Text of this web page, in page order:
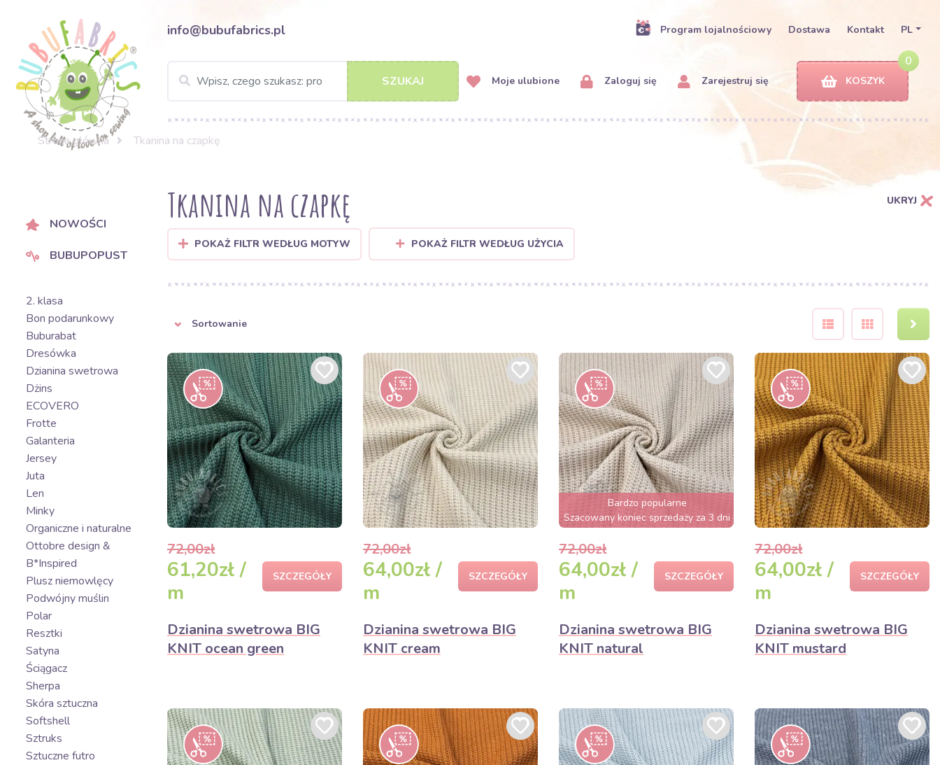
info@bubufabrics.pl Program lojalnościowy Dostawa Kontakt PL
SZUKAJ Moje ulubione Zaloguj się Zarejestruj się
0
KOSZYK
Strona główna Tkanina na czapkę
NOWOŚCI
BUBUPOPUST
2. klasa
Bon podarunkowy
Buburabat
Dresówka
Dzianina swetrowa
Dżins
ECOVERO
Frotte
Galanteria
Jersey
Juta
Len
Minky
Organiczne i naturalne
Ottobre design &
B*Inspired
Plusz niemowlęcy
Podwójny muślin
Polar
Resztki
Satyna
Ściągacz
Sherpa
Skóra sztuczna
Softshell
Sztruks
Sztuczne futro
Tkanina na czapkę UKRYJ
POKAŻ FILTR WEDŁUG MOTYW POKAŻ FILTR WEDŁUG UŻYCIA
Sortowanie
72,00zł
61,20zł /
m
SZCZEGÓŁY
Dzianina swetrowa BIG
KNIT ocean green
72,00zł
64,00zł /
m
SZCZEGÓŁY
Dzianina swetrowa BIG
KNIT cream
Bardzo popularne
Szacowany koniec sprzedaży za 3 dni
72,00zł
64,00zł /
m
SZCZEGÓŁY
Dzianina swetrowa BIG
KNIT natural
72,00zł
64,00zł /
m
SZCZEGÓŁY
Dzianina swetrowa BIG
KNIT mustard